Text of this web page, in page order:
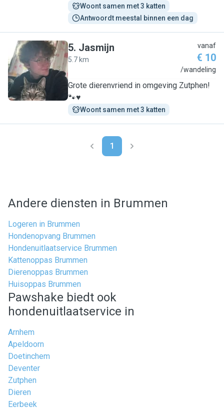
Woont samen met 3 katten
Antwoordt meestal binnen een dag
J
5. Jasmijn
5.7 km
vanaf
€ 10
/wandeling
Grote dierenvriend in omgeving Zutphen!
🐾♥️
Woont samen met 3 katten
1
Andere diensten in Brummen
Logeren in Brummen
Hondenopvang Brummen
Hondenuitlaatservice Brummen
Kattenoppas Brummen
Dierenoppas Brummen
Huisoppas Brummen
Pawshake biedt ook
hondenuitlaatservice in
Arnhem
Apeldoorn
Doetinchem
Deventer
Zutphen
Dieren
Eerbeek